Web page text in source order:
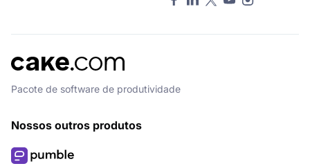
Pacote de software de produtividade
Nossos outros produtos